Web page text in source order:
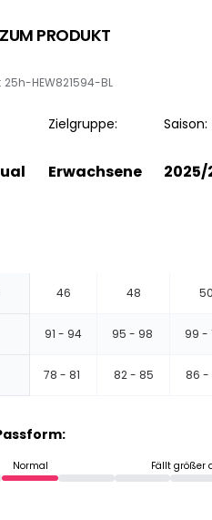
PRODUKT
25h-HEW821594-BL
Zielgruppe:
Erwachsene
Saison:
2025/
46 48
91 - 94 95 - 98 99 -
78 - 81 82 - 85 86 -
Normal Fällt größer